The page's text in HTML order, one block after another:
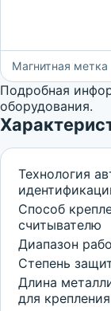
Магнитная метка
Подробная
оборудования.
Технология
Способ
считывателю
Диапазон
Степень
Длина
для